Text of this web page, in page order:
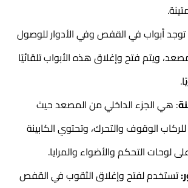
أبواب في القفص وفي الأدوار للوصول
ويتم فتح وإغلاق هذه الأبواب تلقائيًا
: هي الجزء الداخلي من المصعد حيث
الوقوف والتحرك، وتحتوي الكابينة
لوحات التحكم والأضواء والمرايا.
لفتح وإغلاق الثقوب في القفص